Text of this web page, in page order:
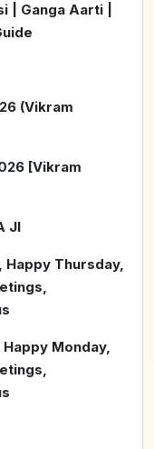
| Ganga Aarti |
(Vikram
[Vikram
JI
Happy Thursday,
Monday,